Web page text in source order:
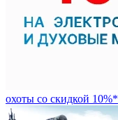
охоты со скидкой 10%*